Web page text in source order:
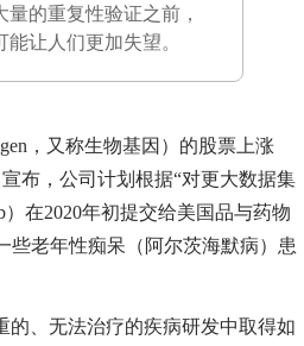
的重复性验证之前，
让人们更加失望。
，又称生物基因）的股票上涨
布，公司计划根据“对更大数据集
在2020年初提交给美国品与药物
老年性痴呆（阿尔茨海默病）患
、无法治疗的疾病研发中取得如